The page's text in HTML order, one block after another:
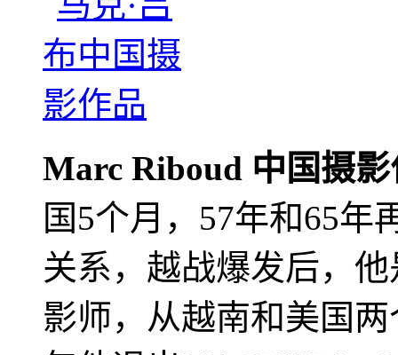
Marc Riboud 中国摄
国5个月，57年和65年
关系，越战爆发后，
影师，从越南和美国